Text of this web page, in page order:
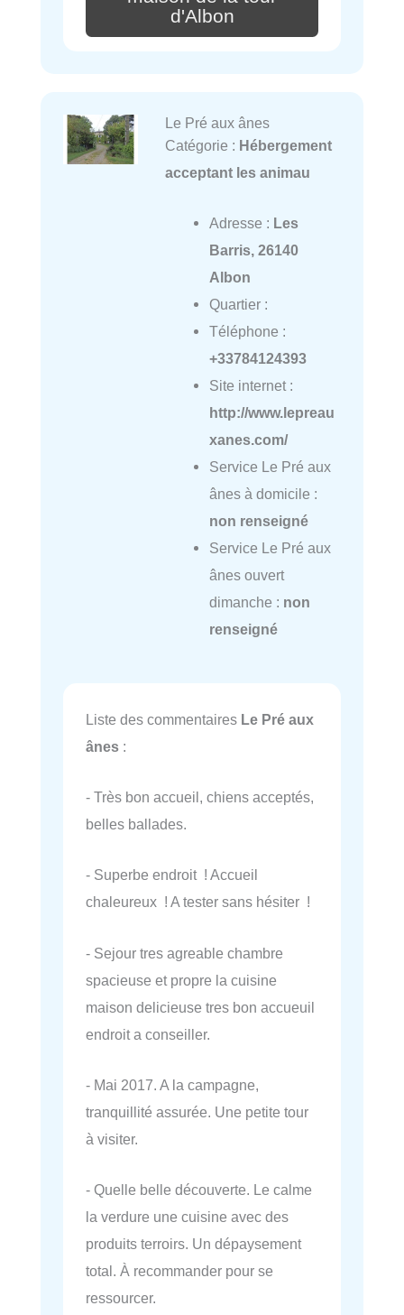
d'Albon
Le Pré aux ânes
Catégorie : Hébergement
acceptant les animau
Adresse : Les
Barris, 26140
Albon
Quartier :
Téléphone :
+33784124393
Site internet :
http://www.lepreau
xanes.com/
Service Le Pré aux
ânes à domicile :
non renseigné
Service Le Pré aux
ânes ouvert
dimanche : non
renseigné
Liste des commentaires Le Pré aux
ânes :
- Très bon accueil, chiens acceptés,
belles ballades.
- Superbe endroit ! Accueil
chaleureux ! A tester sans hésiter !
- Sejour tres agreable chambre
spacieuse et propre la cuisine
maison delicieuse tres bon accueuil
endroit a conseiller.
- Mai 2017. A la campagne,
tranquillité assurée. Une petite tour
à visiter.
- Quelle belle découverte. Le calme
la verdure une cuisine avec des
produits terroirs. Un dépaysement
total. À recommander pour se
ressourcer.